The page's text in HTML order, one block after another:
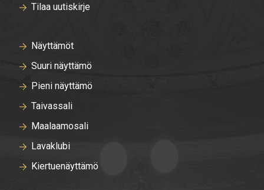
Tilaa uutiskirje
Näyttämöt
Suuri näyttämö
Pieni näyttämö
Taivassali
Maalaamosali
Lavaklubi
Kiertuenäyttämö